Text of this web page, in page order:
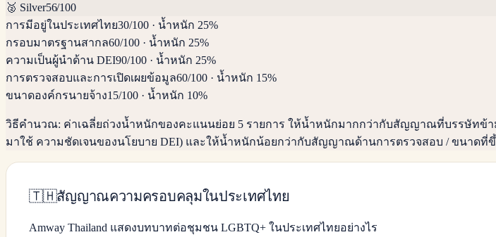
🥈 Silver56/100
การมีอยู่ในประเทศไทย30/100 · น้ำหนัก 25%
กรอบมาตรฐานสากล60/100 · น้ำหนัก 25%
ความเป็นผู้นำด้าน DEI90/100 · น้ำหนัก 25%
การตรวจสอบและการเปิดเผยข้อมูล60/100 · น้ำหนัก 15%
ขนาดองค์กรนายจ้าง15/100 · น้ำหนัก 10%
วิธีคำนวณ: ค่าเฉลี่ยถ่วงน้ำหนักของคะแนนย่อย 5 รายการ ให้น้ำหนักมากกว่ากับสัญญาณที่บรรษัทข้า
มาใช้ ความชัดเจนของนโยบาย DEI) และให้น้ำหนักน้อยกว่ากับสัญญาณด้านการตรวจสอบ / ขนาดที่
🇹🇭สัญญาณความครอบคลุมในประเทศไทย
Amway Thailand แสดงบทบาทต่อชุมชน LGBTQ+ ในประเทศไทยอย่างไร